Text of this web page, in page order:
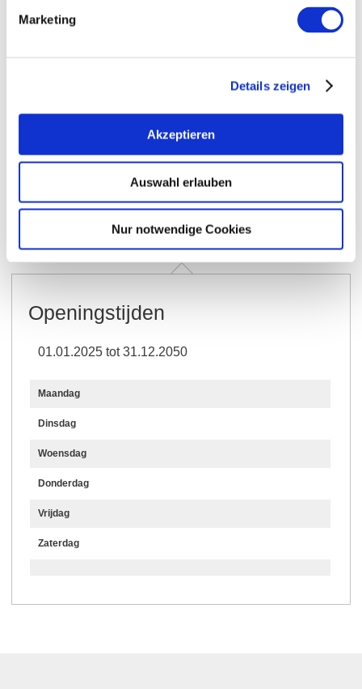
Marketing
Details zeigen
Akzeptieren
Auswahl erlauben
Nur notwendige Cookies
Contact
Meer info & Downloads
Openingstijden
01.01.2025 tot 31.12.2050
Maandag
Dinsdag
Woensdag
Donderdag
Vrijdag
Zaterdag